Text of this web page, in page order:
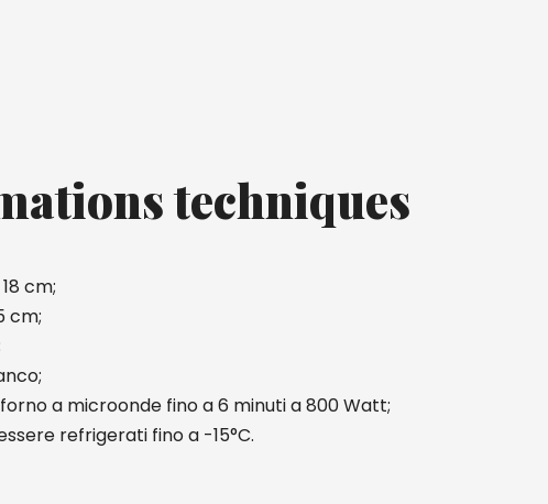
techniques
cm;
cm;
a microonde fino a 6 minuti a 800 Watt;
refrigerati fino a -15°C.